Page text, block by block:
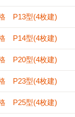
P13型(4枚建)
P14型(4枚建)
P20型(4枚建)
P23型(4枚建)
P25型(4枚建)